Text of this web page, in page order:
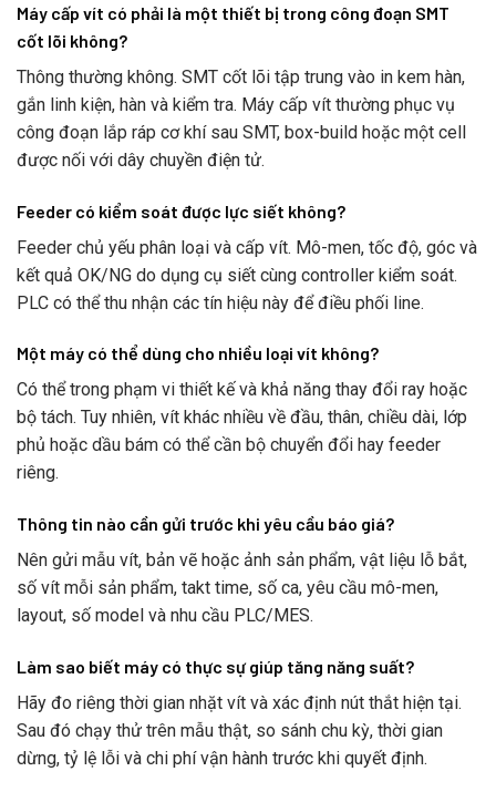
Máy cấp vít có phải là một thiết bị trong công đoạn SMT
cốt lõi không?
Thông thường không. SMT cốt lõi tập trung vào in kem hàn,
gắn linh kiện, hàn và kiểm tra. Máy cấp vít thường phục vụ
công đoạn lắp ráp cơ khí sau SMT, box-build hoặc một cell
được nối với dây chuyền điện tử.
Feeder có kiểm soát được lực siết không?
Feeder chủ yếu phân loại và cấp vít. Mô-men, tốc độ, góc và
kết quả OK/NG do dụng cụ siết cùng controller kiểm soát.
PLC có thể thu nhận các tín hiệu này để điều phối line.
Một máy có thể dùng cho nhiều loại vít không?
Có thể trong phạm vi thiết kế và khả năng thay đổi ray hoặc
bộ tách. Tuy nhiên, vít khác nhiều về đầu, thân, chiều dài, lớp
phủ hoặc dầu bám có thể cần bộ chuyển đổi hay feeder
riêng.
Thông tin nào cần gửi trước khi yêu cầu báo giá?
Nên gửi mẫu vít, bản vẽ hoặc ảnh sản phẩm, vật liệu lỗ bắt,
số vít mỗi sản phẩm, takt time, số ca, yêu cầu mô-men,
layout, số model và nhu cầu PLC/MES.
Làm sao biết máy có thực sự giúp tăng năng suất?
Hãy đo riêng thời gian nhặt vít và xác định nút thắt hiện tại.
Sau đó chạy thử trên mẫu thật, so sánh chu kỳ, thời gian
dừng, tỷ lệ lỗi và chi phí vận hành trước khi quyết định.